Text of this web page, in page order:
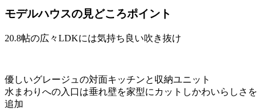
モデルハウスの見どころポイント
20.8帖の広々LDKには気持ち良い吹き抜け
優しいグレージュの対面キッチンと収納ユニット
水まわりへの入口は垂れ壁を家型にカットしかわいらしさを
追加